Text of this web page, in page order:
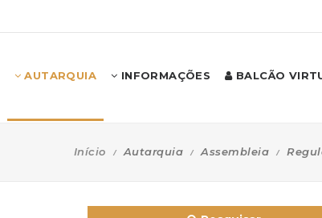
AUTARQUIA INFORMAÇÕES BALCÃO
Início Autarquia Assembleia